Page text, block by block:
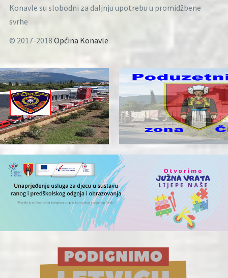
Konavle su slobodni za daljnju upotrebu u promidžbene
svrhe
© 2017-2018 Općina Konavle